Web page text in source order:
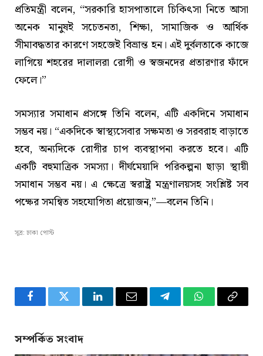
প্রতিমন্ত্রী বলেন, “সরকারি হাসপাতালে চিকিৎসা নিতে আসা
অনেক মানুষই সচেতনতা, শিক্ষা, সামাজিক ও আর্থিক
সীমাবদ্ধতার কারণে সহজেই বিভ্রান্ত হন। এই দুর্বলতাকে কাজে
লাগিয়ে শহরের দালালরা রোগী ও স্বজনদের প্রতারণার ফাঁদে
ফেলে।”
সমস্যার সমাধান প্রসঙ্গে তিনি বলেন, এটি একদিনে সমাধান
সম্ভব নয়। “একদিকে স্বাস্থ্যসেবার সক্ষমতা ও সরবরাহ বাড়াতে
হবে, অন্যদিকে রোগীর চাপ ব্যবস্থাপনা করতে হবে। এটি
একটি বহুমাত্রিক সমস্যা। দীর্ঘমেয়াদি পরিকল্পনা ছাড়া স্থায়ী
সমাধান সম্ভব নয়। এ ক্ষেত্রে স্বরাষ্ট্র মন্ত্রণালয়সহ সংশ্লিষ্ট সব
পক্ষের সমন্বিত সহযোগিতা প্রয়োজন,”—বলেন তিনি।
সূত্র: ঢাকা পোস্ট
FacebookTwitter LinkedInEmail TelegramWhatsApp
Copy
সম্পর্কিত সংবাদ